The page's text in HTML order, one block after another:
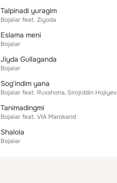
Talpinadi yuragim
Bojalar feat. Ziyoda
Eslama meni
Bojalar
Jiyda Gullaganda
Bojalar
Sog'indim yana
Bojalar feat. Ruxshona Sirojiddin Hojiyev
Tanimadingmi
Bojalar feat. VIA Marokand
Shalola
Bojalar